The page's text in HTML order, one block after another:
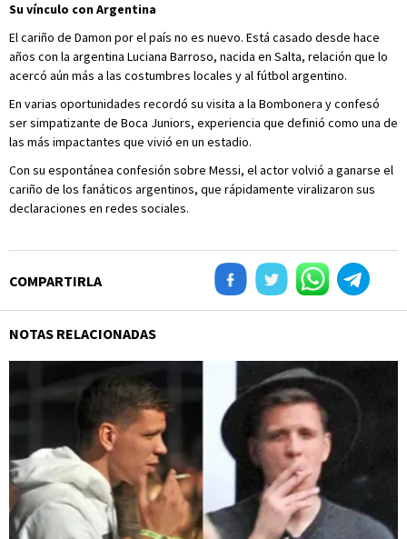
Su vínculo con Argentina
El cariño de Damon por el país no es nuevo. Está casado desde hace
años con la argentina Luciana Barroso, nacida en Salta, relación que lo
acercó aún más a las costumbres locales y al fútbol argentino.
En varias oportunidades recordó su visita a la Bombonera y confesó
ser simpatizante de Boca Juniors, experiencia que definió como una de
las más impactantes que vivió en un estadio.
Con su espontánea confesión sobre Messi, el actor volvió a ganarse el
cariño de los fanáticos argentinos, que rápidamente viralizaron sus
declaraciones en redes sociales.
COMPARTIRLA
NOTAS RELACIONADAS